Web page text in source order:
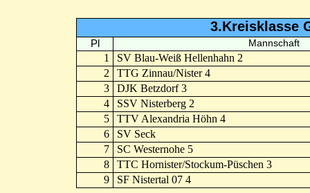
3.Kreisklasse
Pl Mannschaft
1
SV Blau-Weiß Hellenhahn 2
2
TTG Zinnau/Nister 4
3
DJK Betzdorf 3
4
SSV Nisterberg 2
5
TTV Alexandria Höhn 4
6
SV Seck
7
SC Westernohe 5
8
TTC Hornister/Stockum-Püschen 3
9
SF Nistertal 07 4